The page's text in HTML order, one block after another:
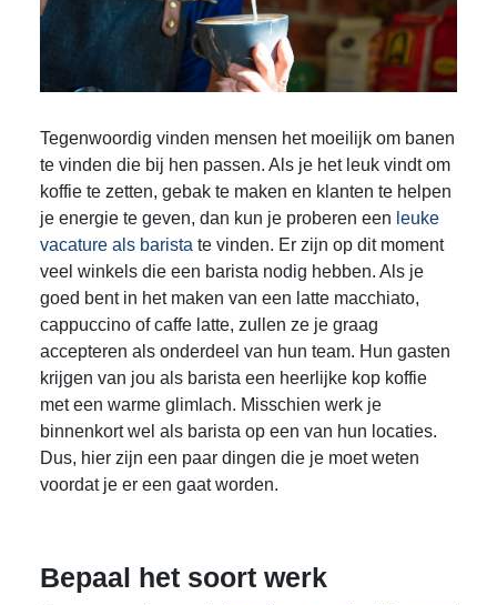
Tegenwoordig vinden mensen het moeilijk om banen
te vinden die bij hen passen. Als je het leuk vindt om
koffie te zetten, gebak te maken en klanten te helpen
je energie te geven, dan kun je proberen een leuke
vacature als barista te vinden. Er zijn op dit moment
veel winkels die een barista nodig hebben. Als je
goed bent in het maken van een latte macchiato,
cappuccino of caffe latte, zullen ze je graag
accepteren als onderdeel van hun team. Hun gasten
krijgen van jou als barista een heerlijke kop koffie
met een warme glimlach. Misschien werk je
binnenkort wel als barista op een van hun locaties.
Dus, hier zijn een paar dingen die je moet weten
voordat je er een gaat worden.
Bepaal het soort werk